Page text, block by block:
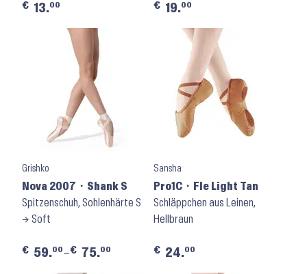
€ 13.00 € 19.00
Grishko
Nova 2007 ⬝ Shank S
Spitzenschuh, Sohlenhärte S
→ Soft
€ 59.00–€ 75.00
Sansha
Pro1C ⬝ Fle Light Tan
Schläppchen aus Leinen,
Hellbraun
€ 24.00